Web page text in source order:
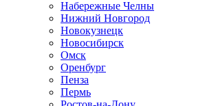
Набережные Челны
Нижний Новгород
Новокузнецк
Новосибирск
Омск
Оренбург
Пенза
Пермь